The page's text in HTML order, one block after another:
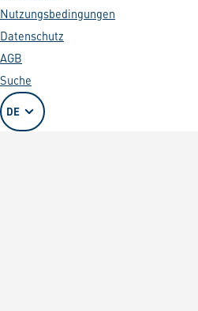
Nutzungsbedingungen
Datenschutz
AGB
Suche
DE